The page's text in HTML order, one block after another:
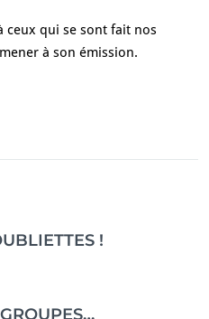
ceux qui se sont fait nos
à son émission.
!